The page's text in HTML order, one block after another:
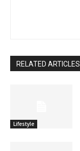
RELATED ARTICLES
Lifestyle